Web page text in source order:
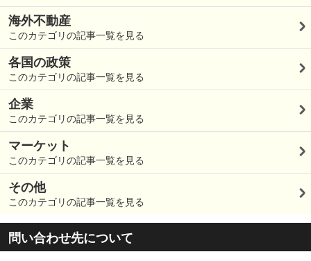
海外不動産
このカテゴリの記事一覧を見る
各国の政策
このカテゴリの記事一覧を見る
企業
このカテゴリの記事一覧を見る
マーケット
このカテゴリの記事一覧を見る
その他
このカテゴリの記事一覧を見る
問い合わせ先について